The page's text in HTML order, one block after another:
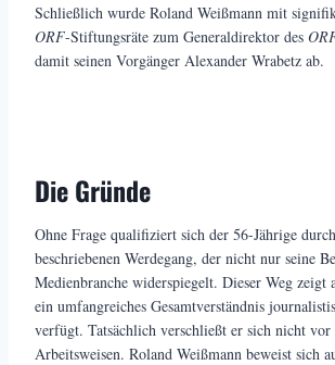
Schließlich wurde Roland Weißmann mit
ORF-Stiftungsräte zum Generaldirektor des
damit seinen Vorgänger Alexander Wrabetz ab.
Die Gründe
Ohne Frage qualifiziert sich der 56-Jährige
beschriebenen Werdegang, der nicht nur seine
Medienbranche widerspiegelt. Dieser Weg zeigt
ein umfangreiches Gesamtverständnis
verfügt. Tatsächlich verschließt er sich nicht vor
Arbeitsweisen. Roland Weißmann beweist sich